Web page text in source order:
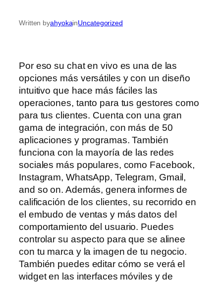
Written byahyokainUncategorized
Por eso su chat en vivo es una de las
opciones más versátiles y con un diseño
intuitivo que hace más fáciles las
operaciones, tanto para tus gestores como
para tus clientes. Cuenta con una gran
gama de integración, con más de 50
aplicaciones y programas. También
funciona con la mayoría de las redes
sociales más populares, como Facebook,
Instagram, WhatsApp, Telegram, Gmail,
and so on. Además, genera informes de
calificación de los clientes, su recorrido en
el embudo de ventas y más datos del
comportamiento del usuario. Puedes
controlar su aspecto para que se alinee
con tu marca y la imagen de tu negocio.
También puedes editar cómo se verá el
widget en las interfaces móviles y de